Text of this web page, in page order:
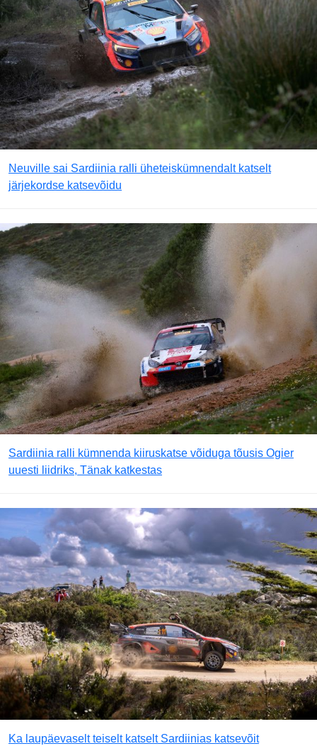
Neuville sai Sardiinia ralli üheteiskümnendalt katselt
järjekordse katsevõidu
Sardiinia ralli kümnenda kiiruskatse võiduga tõusis Ogier
uuesti liidriks, Tänak katkestas
Ka laupäevaselt teiselt katselt Sardiinias katsevõit